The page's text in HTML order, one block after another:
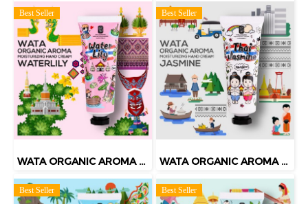
Best Seller
WATA ORGANIC AROMA MOISTURIZING HAND CREAM WATER LILY
Best Seller
WATA ORGANIC AROMA MOISTURIZING HAND CREAM THAI JASMINE
Best Seller Best Seller